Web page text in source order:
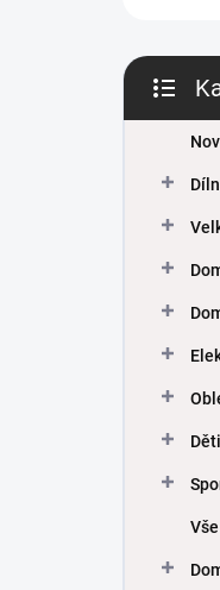
Děti